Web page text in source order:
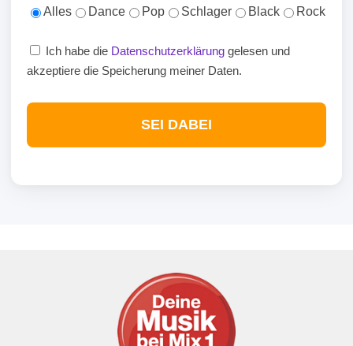
Alles
Dance Pop Schlager Black Rock
Ich habe die Datenschutzerklärung gelesen und
akzeptiere die Speicherung meiner Daten.
SEI DABEI